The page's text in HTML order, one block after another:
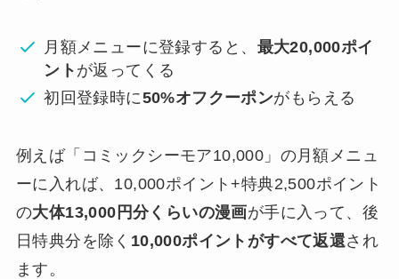
月額メニューに登録すると、 最大20,000ポイ
ント が返ってくる
初回登録時に50%オフクーポンがもらえる
例えば「コミックシーモア10,000」の月額メニュ
ーに入れば、10,000ポイント+特典2,500ポイント
の大体13,000円分くらいの漫画が手に入って、後
日特典分を除く 10,000ポイントがすべて返還され
ます。